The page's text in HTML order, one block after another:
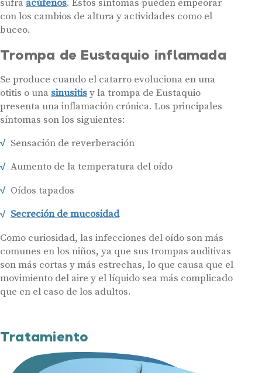
sufra acúfenos. Estos síntomas pueden empeorar
con los cambios de altura y actividades como el
buceo.
Trompa de Eustaquio inflamada
Se produce cuando el catarro evoluciona en una
otitis o una sinusitisy la trompa de Eustaquio
presenta una inflamación crónica. Los principales
síntomas son los siguientes:
Sensación de reverberación
Aumento de la temperatura del oído
Oídos tapados
Secreción de mucosidad
Como curiosidad, las infecciones del oído son más
comunes en los niños, ya que sus trompas auditivas
son más cortas y más estrechas, lo que causa que el
movimiento del aire y el líquido sea más complicado
que en el caso de los adultos.
Tratamiento